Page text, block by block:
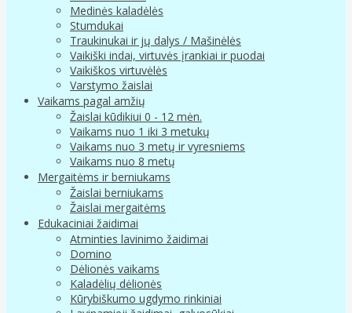
Medinės kaladėlės
Stumdukai
Traukinukai ir jų dalys / Mašinėlės
Vaikiški indai, virtuvės įrankiai ir puodai
Vaikiškos virtuvėlės
Varstymo žaislai
Vaikams pagal amžių
Žaislai kūdikiui 0 - 12 mėn.
Vaikams nuo 1 iki 3 metukų
Vaikams nuo 3 metų ir vyresniems
Vaikams nuo 8 metų
Mergaitėms ir berniukams
Žaislai berniukams
Žaislai mergaitėms
Edukaciniai žaidimai
Atminties lavinimo žaidimai
Domino
Dėlionės vaikams
Kaladėlių dėlionės
Kūrybiškumo ugdymo rinkiniai